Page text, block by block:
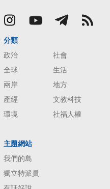
</a>
分類
政治
社會
全球
生活
兩岸
地方
產經
文教科技
環境
社福人權
主題網站
我們的島
獨立特派員